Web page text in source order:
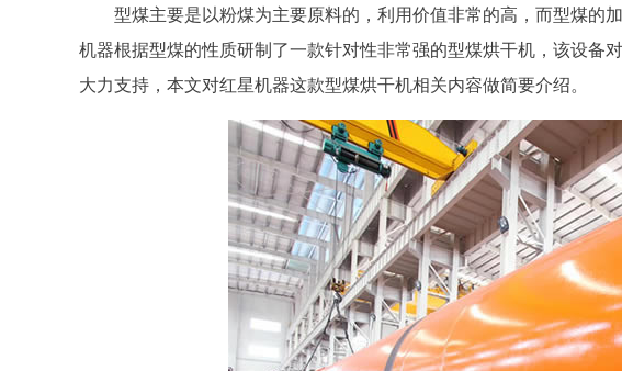
型煤主要是以粉煤为主要原料的，利用价值非常的高，而型煤的
机器根据型煤的性质研制了一款针对性非常强的型煤烘干机，该设备
大力支持，本文对红星机器这款型煤烘干机相关内容做简要介绍。